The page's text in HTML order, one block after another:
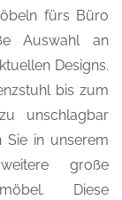
fürs Büro
Auswahl an
Designs.
bis zum
unschlagbar
Sie in unserem
große
Diese